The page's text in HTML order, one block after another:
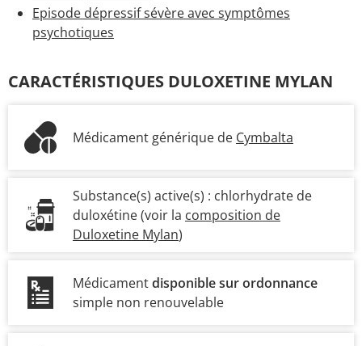
Episode dépressif sévère avec symptômes
psychotiques
CARACTÉRISTIQUES DULOXETINE MYLAN
Médicament générique de Cymbalta
Substance(s) active(s) : chlorhydrate de
duloxétine(voir la composition de
Duloxetine Mylan)
Médicamentdisponible sur ordonnance
simple non renouvelable